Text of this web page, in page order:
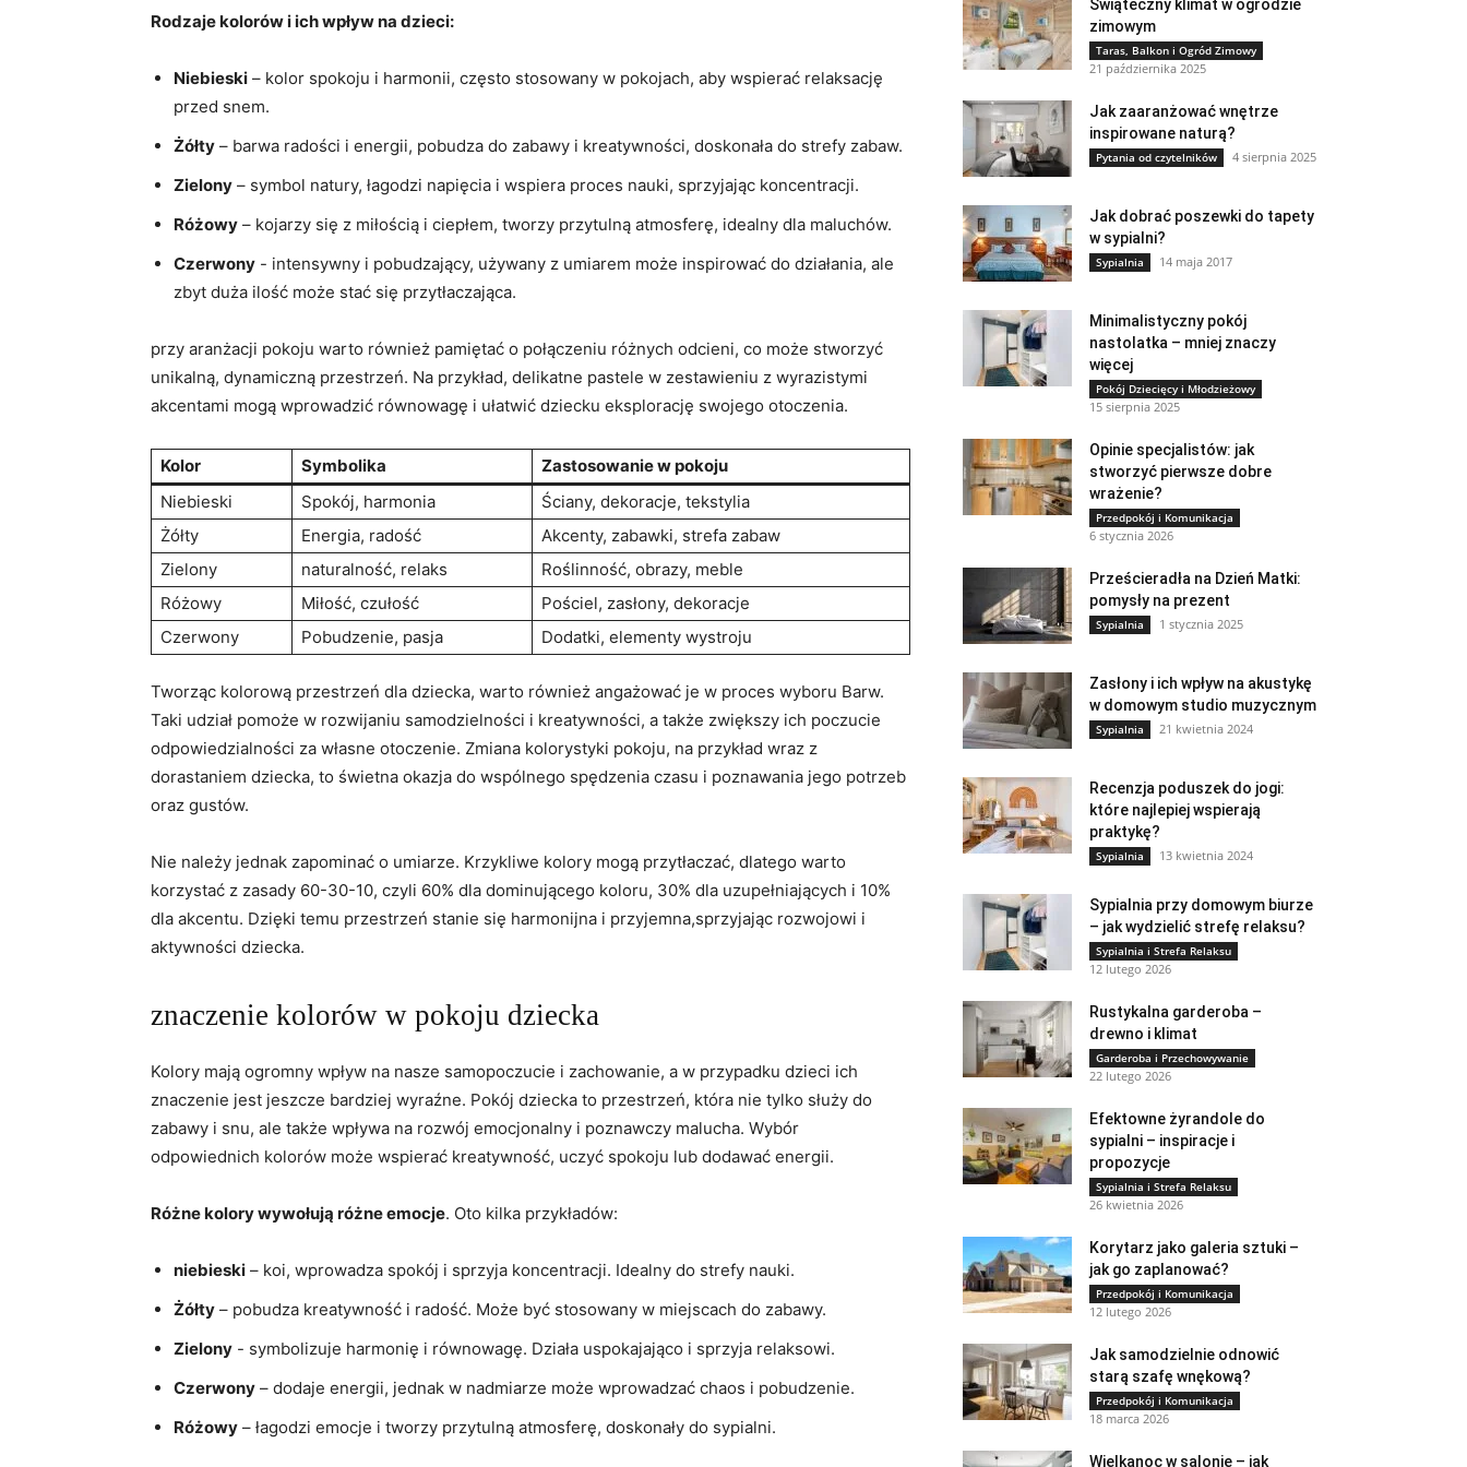
Rodzaje kolorów i ich wpływ na dzieci:
Niebieski – kolor spokoju i harmonii, często ⁤stosowany w⁢ pokojach, ‍aby⁣ wspierać relaksację
przed snem.
Żółty – barwa radości i ‍energii, pobudza ⁣do zabawy i kreatywności, doskonała do strefy ⁣zabaw.
Zielony – ‍symbol natury, łagodzi napięcia ​i wspiera proces nauki, sprzyjając koncentracji.
Różowy – kojarzy się ⁢z ⁤miłością i ciepłem, tworzy przytulną atmosferę, idealny dla maluchów.
Czerwony ‌- ​intensywny i pobudzający, używany z ⁣umiarem⁢ może inspirować⁣ do ​działania, ale‌
zbyt duża ilość ​może stać się przytłaczająca.
przy⁢ aranżacji pokoju warto również pamiętać o połączeniu ​różnych odcieni, co może stworzyć
unikalną, dynamiczną przestrzeń. Na przykład, delikatne ⁣pastele‌ w zestawieniu z wyrazistymi
akcentami mogą‌ wprowadzić równowagę⁤ i‍ ułatwić dziecku ​eksplorację swojego otoczenia.
Kolor Symbolika
Zastosowanie w pokoju
Niebieski
Spokój,‍ harmonia
Ściany, dekoracje,‌ tekstylia
Żółty
Energia, radość
Akcenty, zabawki, strefa zabaw
Zielony
naturalność, relaks
Roślinność, obrazy, ⁤meble
Różowy
Miłość,⁣ czułość
Pościel,⁢ zasłony, ​dekoracje
Czerwony
Pobudzenie, pasja Dodatki, elementy‍ wystroju
Tworząc kolorową przestrzeń dla dziecka, warto również angażować je w proces wyboru Barw.‍
Taki udział pomoże w rozwijaniu ⁣samodzielności ⁣i kreatywności, a także zwiększy ich ​poczucie
odpowiedzialności za własne​ otoczenie. Zmiana‌ kolorystyki pokoju, na przykład wraz​ z
dorastaniem dziecka, to‌ świetna okazja do wspólnego spędzenia czasu i poznawania⁤ jego potrzeb
oraz gustów.
Nie należy jednak⁣ zapominać⁢ o umiarze. Krzykliwe kolory ⁢mogą przytłaczać,⁣ dlatego warto
‍korzystać z zasady 60-30-10, ‌czyli 60% dla⁤ dominującego koloru, 30% dla uzupełniających⁤ i 10%
dla akcentu.​ Dzięki temu przestrzeń ​stanie ⁣się harmonijna⁤ i przyjemna,sprzyjając rozwojowi i
aktywności‍ dziecka.
znaczenie kolorów⁤ w⁣ pokoju dziecka
Kolory mają ogromny wpływ⁣ na⁣ nasze‍ samopoczucie⁤ i zachowanie, a w przypadku ‌dzieci⁢ ich
znaczenie jest jeszcze bardziej ⁤wyraźne. Pokój dziecka ⁤to przestrzeń, która nie ⁣tylko ⁢służy do
zabawy i snu,‍ ale⁤ także wpływa ⁤na rozwój emocjonalny i poznawczy ⁢malucha. Wybór
odpowiednich kolorów może wspierać⁣ kreatywność, uczyć spokoju lub ⁢dodawać energii.
Różne kolory⁤ wywołują różne emocje. Oto kilka przykładów:
niebieski – koi, ‍wprowadza ⁣spokój ‍i sprzyja koncentracji. Idealny do strefy nauki.
Żółty – pobudza kreatywność i radość. ​Może‍ być stosowany w ‌miejscach do zabawy.
Zielony -⁤ symbolizuje harmonię i równowagę. Działa uspokajająco i sprzyja ⁤relaksowi.
Czerwony – dodaje energii, jednak w nadmiarze może wprowadzać chaos i ⁣pobudzenie.
Różowy – łagodzi⁣ emocje i‌ tworzy przytulną atmosferę,⁣ doskonały do​ sypialni.
Świąteczny klimat w ogrodzie
zimowym
Taras, Balkon i Ogród Zimowy
21 października 2025
Jak zaaranżować wnętrze
inspirowane naturą?
Pytania od czytelników 4 sierpnia 2025
Jak dobrać poszewki do tapety
w sypialni?
Sypialnia 14 maja 2017
Minimalistyczny pokój
nastolatka – mniej znaczy
więcej
Pokój Dziecięcy i Młodzieżowy
15 sierpnia 2025
Opinie specjalistów: jak
stworzyć pierwsze dobre
wrażenie?
Przedpokój i Komunikacja
6 stycznia 2026
Prześcieradła na Dzień Matki:
pomysły na prezent
Sypialnia 1 stycznia 2025
Zasłony i ich wpływ na akustykę
w domowym studio muzycznym
Sypialnia 21 kwietnia 2024
Recenzja poduszek do jogi:
które najlepiej wspierają
praktykę?
Sypialnia 13 kwietnia 2024
Sypialnia przy domowym biurze
– jak wydzielić strefę relaksu?
Sypialnia i Strefa Relaksu
12 lutego 2026
Rustykalna garderoba –
drewno i klimat
Garderoba i Przechowywanie
22 lutego 2026
Efektowne żyrandole do
sypialni – inspiracje i
propozycje
Sypialnia i Strefa Relaksu
26 kwietnia 2026
Korytarz jako galeria sztuki –
jak go zaplanować?
Przedpokój i Komunikacja
12 lutego 2026
Jak samodzielnie odnowić
starą szafę wnękową?
Przedpokój i Komunikacja
18 marca 2026
Wielkanoc w salonie – jak